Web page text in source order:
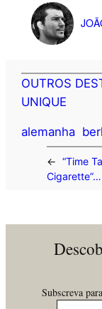
OUTROS
UNIQUE
alemanha
←
“Time
Cigarette”…
Subscreva
Insira o seu email…